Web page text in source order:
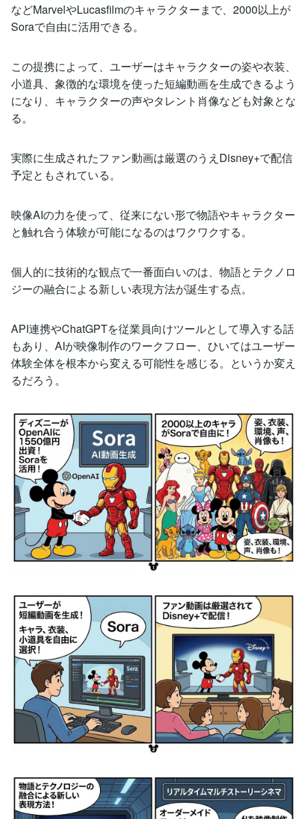
などMarvelやLucasfilmのキャラクターまで、2000以上が
Soraで自由に活用できる。
この提携によって、ユーザーはキャラクターの姿や衣装、
小道具、象徴的な環境を使った短編動画を生成できるよう
になり、キャラクターの声やタレント肖像なども対象とな
る。
実際に生成されたファン動画は厳選のうえDisney+で配信
予定ともされている。
映像AIの力を使って、従来にない形で物語やキャラクター
と触れ合う体験が可能になるのはワクワクする。
個人的に技術的な観点で一番面白いのは、物語とテクノロ
ジーの融合による新しい表現方法が誕生する点。
API連携やChatGPTを従業員向けツールとして導入する話
もあり、AIが映像制作のワークフロー、ひいてはユーザー
体験全体を根本から変える可能性を感じる。というか変え
るだろう。